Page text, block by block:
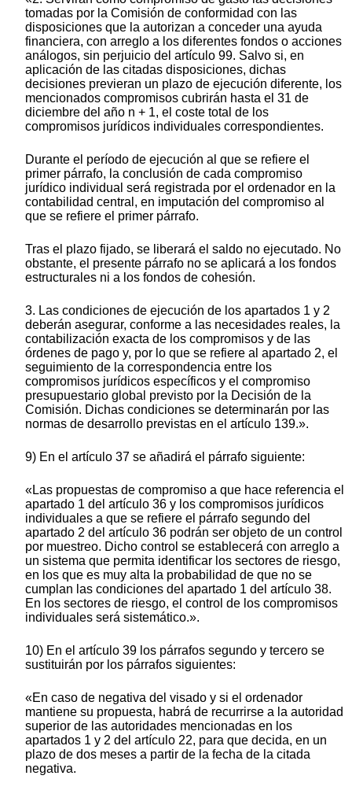
tomadas por la Comisión de conformidad con las
disposiciones que la autorizan a conceder una ayuda
financiera, con arreglo a los diferentes fondos o acciones
análogos, sin perjuicio del artículo 99. Salvo si, en
aplicación de las citadas disposiciones, dichas
decisiones previeran un plazo de ejecución diferente, los
mencionados compromisos cubrirán hasta el 31 de
diciembre del año n + 1, el coste total de los
compromisos jurídicos individuales correspondientes.
Durante el período de ejecución al que se refiere el
primer párrafo, la conclusión de cada compromiso
jurídico individual será registrada por el ordenador en la
contabilidad central, en imputación del compromiso al
que se refiere el primer párrafo.
Tras el plazo fijado, se liberará el saldo no ejecutado. No
obstante, el presente párrafo no se aplicará a los fondos
estructurales ni a los fondos de cohesión.
3. Las condiciones de ejecución de los apartados 1 y 2
deberán asegurar, conforme a las necesidades reales, la
contabilización exacta de los compromisos y de las
órdenes de pago y, por lo que se refiere al apartado 2, el
seguimiento de la correspondencia entre los
compromisos jurídicos específicos y el compromiso
presupuestario global previsto por la Decisión de la
Comisión. Dichas condiciones se determinarán por las
normas de desarrollo previstas en el artículo 139.».
9) En el artículo 37 se añadirá el párrafo siguiente:
«Las propuestas de compromiso a que hace referencia el
apartado 1 del artículo 36 y los compromisos jurídicos
individuales a que se refiere el párrafo segundo del
apartado 2 del artículo 36 podrán ser objeto de un control
por muestreo. Dicho control se establecerá con arreglo a
un sistema que permita identificar los sectores de riesgo,
en los que es muy alta la probabilidad de que no se
cumplan las condiciones del apartado 1 del artículo 38.
En los sectores de riesgo, el control de los compromisos
individuales será sistemático.».
10) En el artículo 39 los párrafos segundo y tercero se
sustituirán por los párrafos siguientes:
«En caso de negativa del visado y si el ordenador
mantiene su propuesta, habrá de recurrirse a la autoridad
superior de las autoridades mencionadas en los
apartados 1 y 2 del artículo 22, para que decida, en un
plazo de dos meses a partir de la fecha de la citada
negativa.